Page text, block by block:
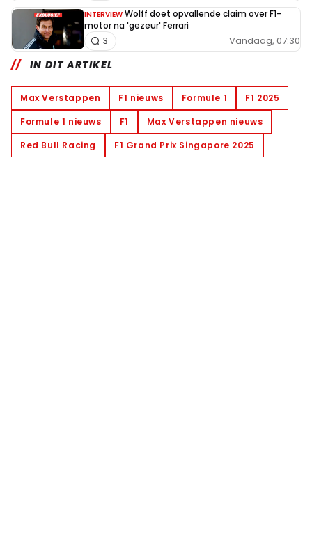
INTERVIEW Wolff doet opvallende claim over F1-
motor na 'gezeur' Ferrari
Vandaag, 07:30
3
IN DIT ARTIKEL
Max Verstappen F1 nieuws Formule 1
F1 2025
Formule 1 nieuws
F1
Max Verstappen nieuws
Red Bull Racing
F1 Grand Prix Singapore 2025